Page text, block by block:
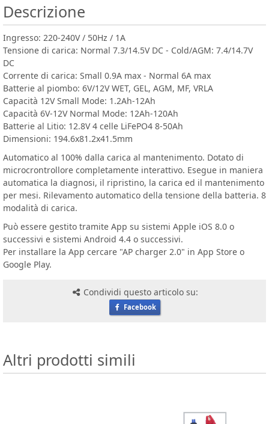
Descrizione
Ingresso: 220-240V / 50Hz / 1A
Tensione di carica: Normal 7.3/14.5V DC - Cold/AGM: 7.4/14.7V
DC
Corrente di carica: Small 0.9A max - Normal 6A max
Batterie al piombo: 6V/12V WET, GEL, AGM, MF, VRLA
Capacità 12V Small Mode: 1.2Ah-12Ah
Capacità 6V-12V Normal Mode: 12Ah-120Ah
Batterie al Litio: 12.8V 4 celle LiFePO4 8-50Ah
Dimensioni: 194.6x81.2x41.5mm
Automatico al 100% dalla carica al mantenimento. Dotato di
microcrontrollore completamente interattivo. Esegue in maniera
automatica la diagnosi, il ripristino, la carica ed il mantenimento
per mesi. Rilevamento automatico della tensione della batteria. 8
modalità di carica.
Può essere gestito tramite App su sistemi Apple iOS 8.0 o
successivi e sistemi Android 4.4 o successivi.
Per installare la App cercare "AP charger 2.0" in App Store o
Google Play.
Condividi questo articolo su:
Facebook
Altri prodotti simili